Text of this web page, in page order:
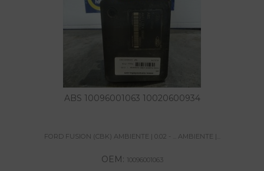
ABS 10096001063 10020600934
FORD FUSION (CBK) AMBIENTE | 0.02 - ... AMBIENTE |...
OEM: 10096001063